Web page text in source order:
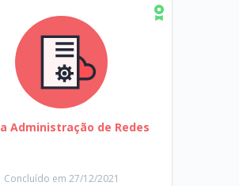
Administração de Redes
Concluído em 27/12/2021